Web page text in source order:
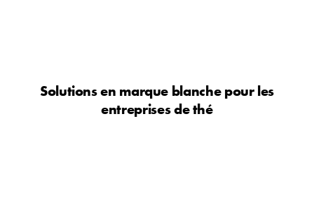
Solutions en marque blanche pour les
entreprises de thé
E-commerce